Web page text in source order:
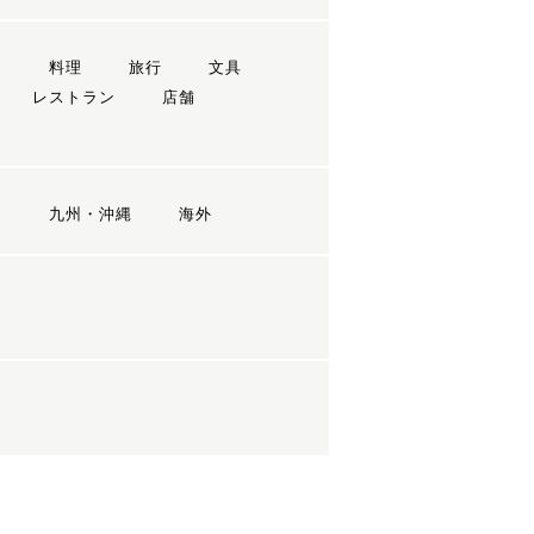
料理 旅行
文具
レストラン
店舗
九州・沖縄 海外